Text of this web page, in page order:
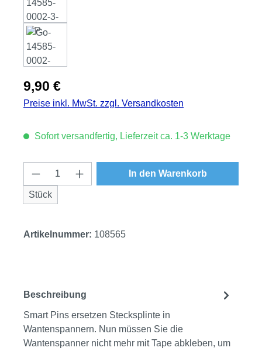
Regulärer Preis:
9,90 €
Preise inkl. MwSt. zzgl. Versandkosten
Sofort versandfertig, Lieferzeit ca. 1-3 Werktage
Produkt Anzahl: Gib den gewünschten
Stück
In den Warenkorb
Artikelnummer: 108565
Beschreibung
Smart Pins ersetzen Stecksplinte in
Wantenspannern. Nun müssen Sie die
Wantenspanner nicht mehr mit Tape abkleben, um